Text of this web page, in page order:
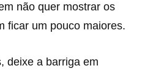
não quer mostrar os
ficar um pouco maiores.
deixe a barriga em